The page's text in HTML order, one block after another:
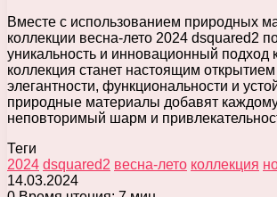
Вместе с использованием природных
коллекции весна-лето 2024 dsquared2
уникальность и инновационный подход
коллекция станет настоящим
элегантности, функциональности и
природные материалы добавят
неповторимый шарм и
Теги
2024 dsquared2 весна-лето коллекция
14.03.2024